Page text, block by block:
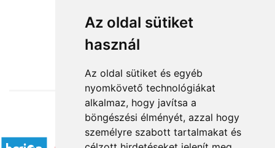
Az oldal sütiket
használ
Az oldal sütiket és egyéb
nyomkövető technológiákat
alkalmaz, hogy javítsa a
böngészési élményét, azzal hogy
személyre szabott tartalmakat és
from HUF11,280
Accepted payment methods